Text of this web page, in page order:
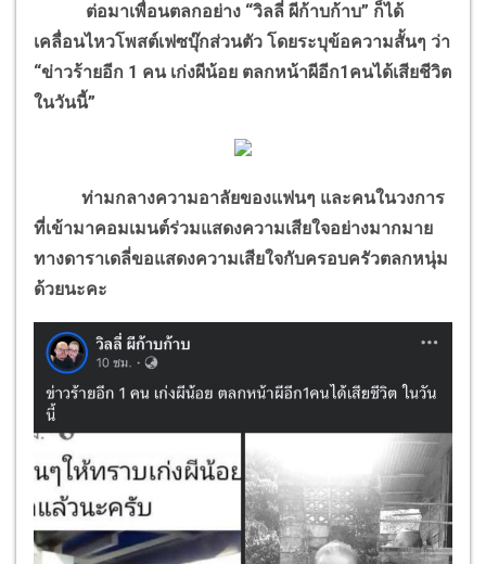
ต่อมาเพื่อนตลกอย่าง “วิลลี่ ผีก้าบก้าบ” ก็ได้
เคลื่อนไหวโพสต์เฟซบุ๊กส่วนตัว โดยระบุข้อความสั้นๆ ว่า
“ข่าวร้ายอีก 1 คน เก่งผีน้อย ตลกหน้าผีอีก1คนได้เสียชีวิต
ในวันนี้”
ท่ามกลางความอาลัยของแฟนๆ และคนในวงการ
ที่เข้ามาคอมเมนต์ร่วมแสดงความเสียใจอย่างมากมาย
ทางดาราเดลี่ขอแสดงความเสียใจกับครอบครัวตลกหนุ่ม
ด้วยนะคะ